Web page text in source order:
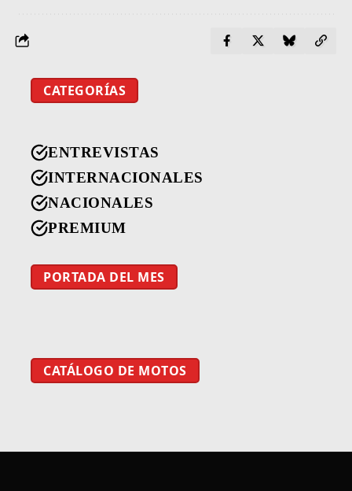
CATEGORÍAS
ENTREVISTAS
INTERNACIONALES
NACIONALES
PREMIUM
PORTADA DEL MES
CATÁLOGO DE MOTOS